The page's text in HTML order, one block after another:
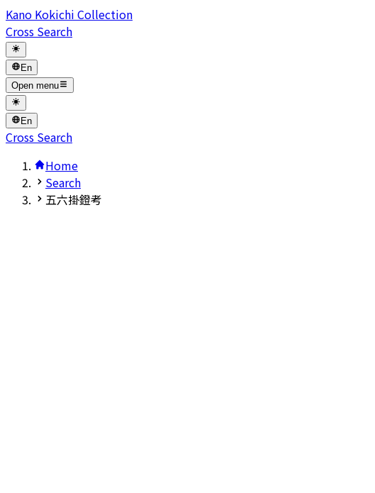
Kano Kokichi Collection
Cross Search
En
Open menu
En
Cross Search
Home
Search
五六掛鐙考